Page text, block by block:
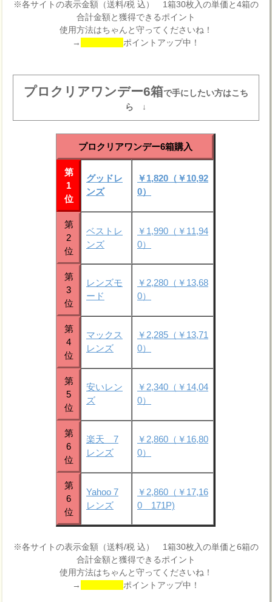
※各サイトの表示金額（送料/税 込） 1箱30枚入の単価と4箱の
合計金額と獲得できるポイント
使用方法はちゃんと守ってくださいね！
→
ポイントアップ中！
プロクリアワンデー6箱で手にしたい方はこち
ら ↓
プロクリアワンデー6箱購入
第
1
位
グッドレ
ンズ
￥1,820（￥10,92
0）
第
2
位
ベストレ
ンズ
￥1,990（￥11,94
0）
第
3
位
レンズモ
ード
￥2,280（￥13,68
0）
第
4
位
マックス
レンズ
￥2,285（￥13,71
0）
第
5
位
安いレン
ズ
￥2,340（￥14,04
0）
第
6
位
楽天 7
レンズ
￥2,860（￥16,80
0）
第
6
位
Yahoo 7
レンズ
￥2,860（￥17,16
0 171P)
※各サイトの表示金額（送料/税 込） 1箱30枚入の単価と6箱の
合計金額と獲得できるポイント
使用方法はちゃんと守ってくださいね！
→
ポイントアップ中！